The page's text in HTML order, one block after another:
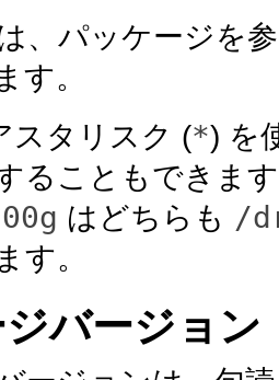
、パッケージを
す。
スタリスク (*) を
ることもできま
はどちらも /
す。
バージョン